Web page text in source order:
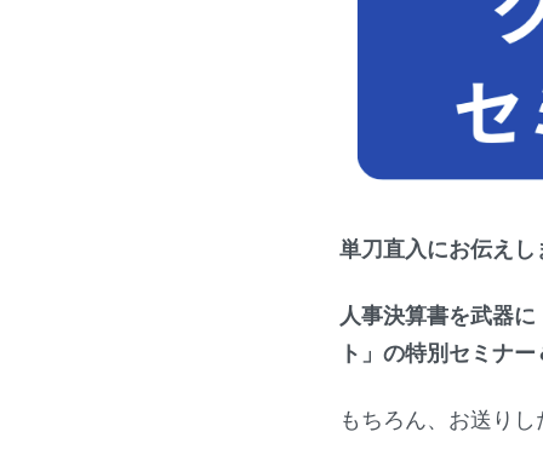
単刀直入にお伝えし
人事決算書を武器
ト」の特別セミナ
もちろん、お送り